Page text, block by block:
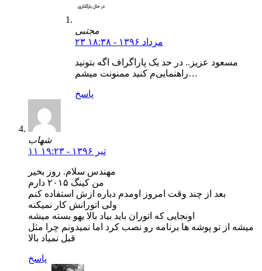
مجتبی
۲۳ مرداد ۱۳۹۶ - ۱۸:۳۸
مسعود عزیز.. در حد یک پاراگراف اگه بتونید
راهنمایی‌م کنید ممنونت میشم…
پاسخ
شهاب
۱۱ تیر ۱۳۹۶ - ۱۹:۲۳
مهندس سلام. روز بخیر
من کینگ ۲۰۱۵ دارم
بعد از چند وقت امروز اومدم دباره ازش استفاده کنم
ولی اتورانش کار نمیکنه
اونجایی که اتوران باید بیاد بالا یهو بسته میشه
میشه از تو پوشه ها برنامه رو نصب کرد اما نمیدونم چرا مثل
قبل نمیاد بالا
پاسخ